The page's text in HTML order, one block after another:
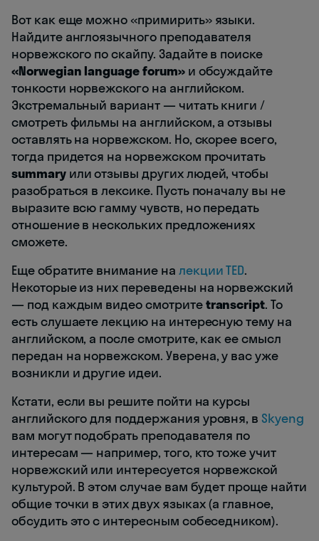
Вот как еще можно «примирить» языки.
Найдите англоязычного преподавателя
норвежского по скайпу. Задайте в поиске
«Norwegian language forum»и обсуждайте
тонкости норвежского на английском.
Экстремальный вариант — читать книги /
смотреть фильмы на английском, а отзывы
оставлять на норвежском. Но, скорее всего,
тогда придется на норвежском прочитать
summaryили отзывы других людей, чтобы
разобраться в лексике. Пусть поначалу вы не
выразите всю гамму чувств, но передать
отношение в нескольких предложениях
сможете.
Еще обратите внимание на лекции TED.
Некоторые из них переведены на норвежский
— под каждым видео смотритеtranscript. То
есть слушаете лекцию на интересную тему на
английском, а после смотрите, как ее смысл
передан на норвежском. Уверена, у вас уже
возникли и другие идеи.
Кстати, если вы решите пойти на курсы
английского для поддержания уровня, в Skyeng
вам могут подобрать преподавателя по
интересам — например, того, кто тоже учит
норвежский или интересуется норвежской
культурой. В этом случае вам будет проще найти
общие точки в этих двух языках (а главное,
обсудить это с интересным собеседником).